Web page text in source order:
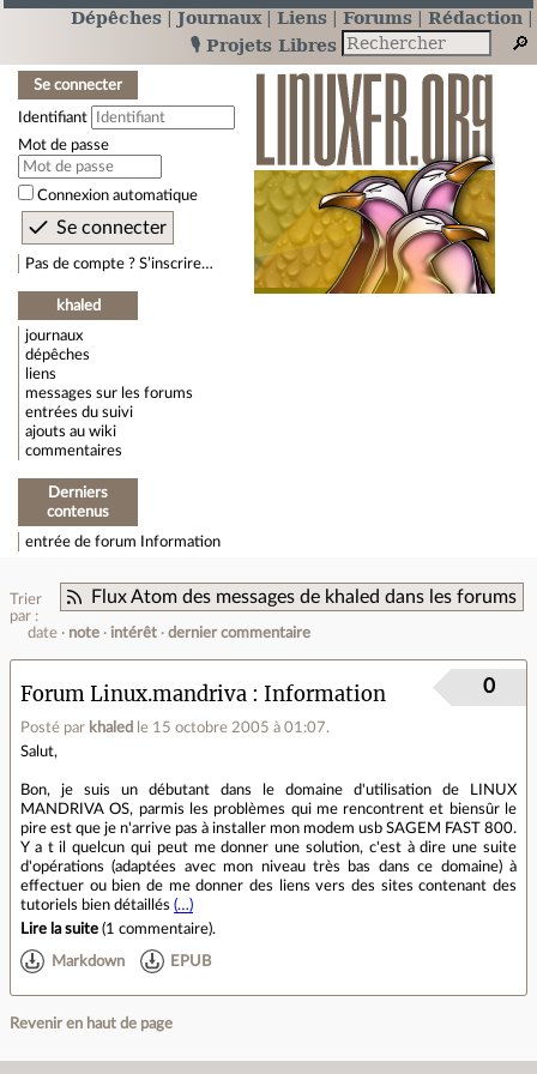
Dépêches Journaux Liens Forums
Rédaction
🎙️ Projets Libres
Se connecter
Identifiant
Mot de passe
Connexion automatique
Pas de compte ? S’inscrire…
khaled
journaux
dépêches
liens
messages sur les forums
entrées du suivi
ajouts au wiki
commentaires
Derniers
contenus
entrée de forum Information
Flux Atom des messages de khaled dans les forums
Trier
par :
date
note intérêt dernier commentaire
Forum Linux.mandriva Information
Posté par khaled le 15 octobre 2005 à 01:07.
0
Salut,
Bon, je suis un débutant dans le domaine d'utilisation de LINUX
MANDRIVA OS, parmis les problèmes qui me rencontrent et biensûr le
pire est que je n'arrive pas à installer mon modem usb SAGEM FAST 800.
Y a t il quelcun qui peut me donner une solution, c'est à dire une suite
d'opérations (adaptées avec mon niveau très bas dans ce domaine) à
effectuer ou bien de me donner des liens vers des sites contenant des
tutoriels bien détaillés (…)
Lire la suite (1 commentaire).
Markdown EPUB
Revenir en haut de page